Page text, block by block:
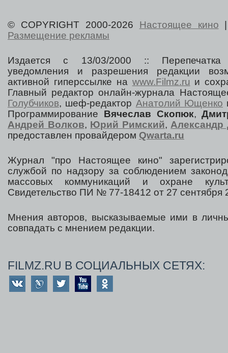
© COPYRIGHT 2000-2026 Настоящее кино
Размещение рекламы
Издается с 13/03/2000 :: Перепечатка
уведомления и разрешения редакции
активной гиперссылке на www.Filmz.ru и
Главный редактор онлайн-журнала
Голубчиков, шеф-редактор Анатолий Ющенко
Программирование Вячеслав Скопюк,
Андрей Волков, Юрий Римский, Александр
предоставлен провайдером Qwarta.ru
Журнал "про Настоящее кино"
службой по надзору за соблюдением
массовых коммуникаций и охране
Свидетельство ПИ № 77-18412 от 27 сентября
Мнения авторов, высказываемые ими в
совпадать с мнением редакции.
FILMZ.RU В СОЦИАЛЬНЫХ СЕТЯХ: